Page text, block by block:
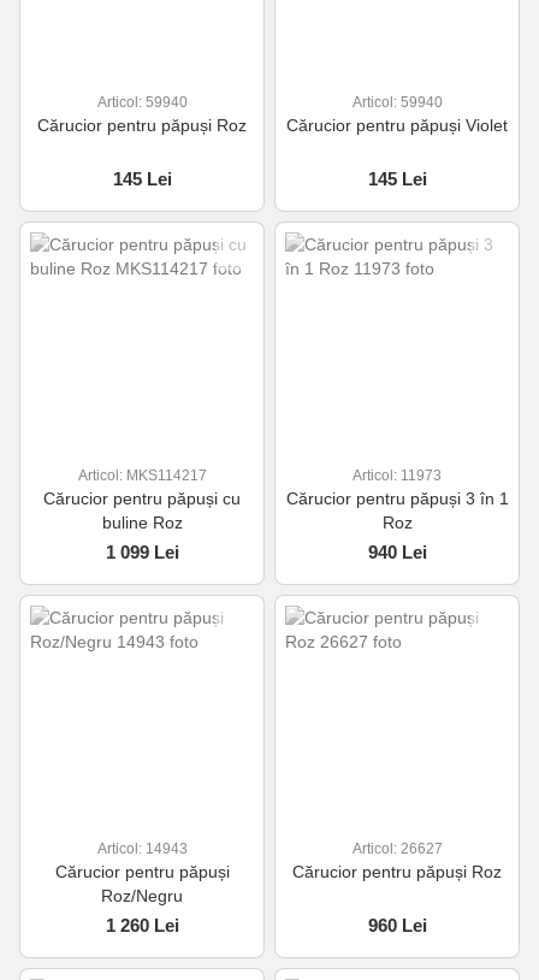
Articol: 59940
Cărucior pentru păpuși Roz
145 Lei
Articol: 59940
Cărucior pentru păpuși Violet
145 Lei
Articol: MKS114217
Cărucior pentru păpuși cu
buline Roz
1 099 Lei
Articol: 11973
Cărucior pentru păpuși 3 în 1
Roz
940 Lei
Articol: 14943
Cărucior pentru păpuși
Roz/Negru
1 260 Lei
Articol: 26627
Cărucior pentru păpuși Roz
960 Lei